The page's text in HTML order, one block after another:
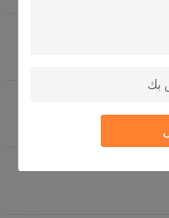
نمط أفقي الصوت / العزل